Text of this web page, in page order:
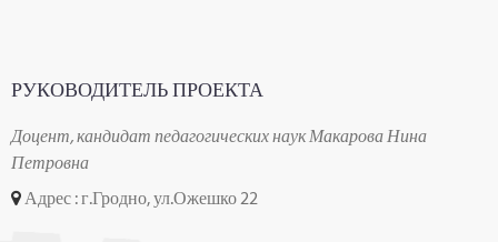
РУКОВОДИТЕЛЬ ПРОЕКТА
Доцент, кандидат педагогических наук Макарова Нина
Петровна
Адрес : г.Гродно, ул.Ожешко 22